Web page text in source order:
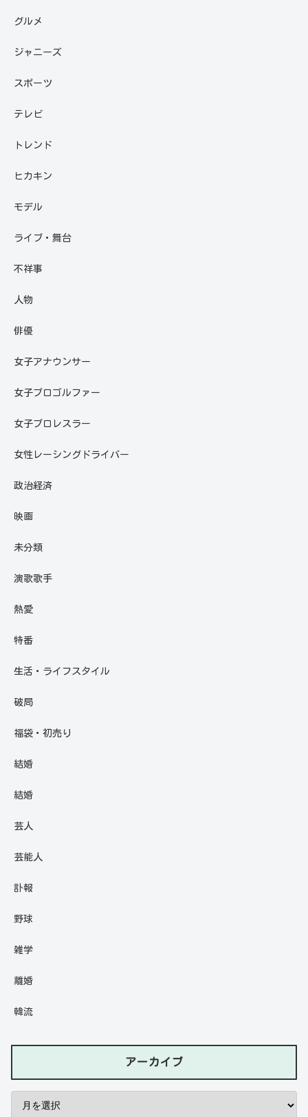
グルメ
ジャニーズ
スポーツ
テレビ
トレンド
ヒカキン
モデル
ライブ・舞台
不祥事
人物
俳優
女子アナウンサー
女子プロゴルファー
女子プロレスラー
女性レーシングドライバー
政治経済
映画
未分類
演歌歌手
熱愛
特番
生活・ライフスタイル
破局
福袋・初売り
結婚
結婚
芸人
芸能人
訃報
野球
雑学
離婚
韓流
アーカイブ